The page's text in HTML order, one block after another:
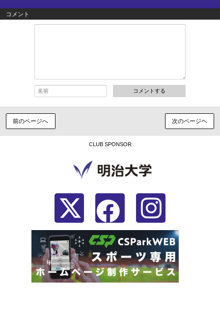
コメント
コメントする
前のページへ 次のページヘ
CLUB SPONSOR